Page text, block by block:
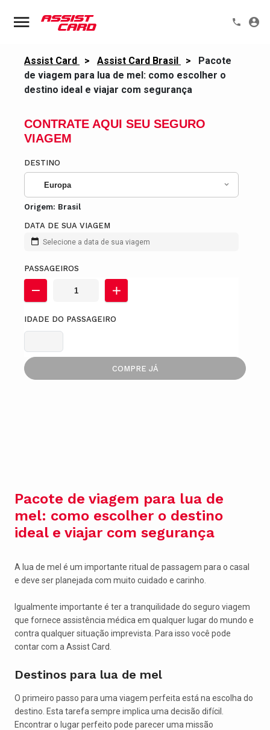
Assist Card > Assist Card Brasil >
Pacote
de viagem para lua de mel: como escolher o
destino ideal e viajar com segurança
CONTRATE AQUI SEU SEGURO
VIAGEM
DESTINO
Europa
Origem: Brasil
DATA DE SUA VIAGEM
Selecione a data de sua viagem
PASSAGEIROS
IDADE DO PASSAGEIRO
COMPRE JÁ
Pacote de viagem para lua de
mel: como escolher o destino
ideal e viajar com segurança
A lua de mel é um importante ritual de passagem para o casal
e deve ser planejada com muito cuidado e carinho.
Igualmente importante é ter a tranquilidade do seguro viagem
que fornece assistência médica em qualquer lugar do mundo e
contra qualquer situação imprevista. Para isso você pode
contar com a Assist Card.
Destinos para lua de mel
O primeiro passo para uma viagem perfeita está na escolha do
destino. Esta tarefa sempre implica uma decisão difícil.
Encontrar o lugar perfeito pode parecer uma missão